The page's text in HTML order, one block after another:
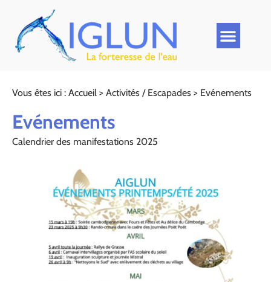
Vous êtes ici : Accueil > Activités / Escapades > Evénements
Evénements
Calendrier des manifestations 2025